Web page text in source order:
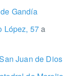
Gandía
López, 57a
Juan de Dios